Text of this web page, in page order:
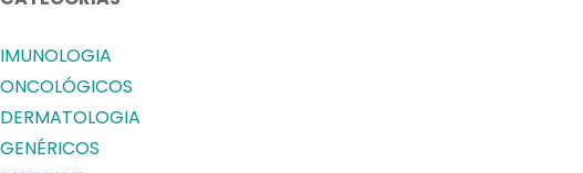
IMUNOLOGIA
ONCOLÓGICOS
DERMATOLOGIA
GENÉRICOS